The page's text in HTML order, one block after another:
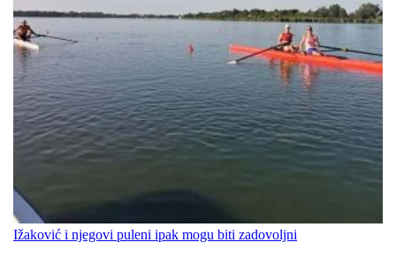
Ižaković i njegovi puleni ipak mogu biti zadovoljni